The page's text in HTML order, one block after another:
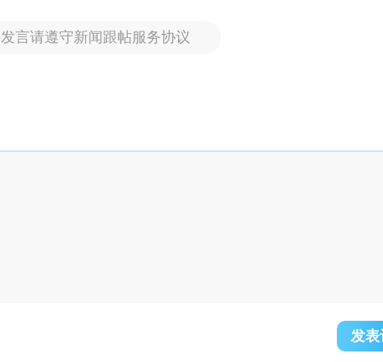
发言请遵守新闻跟帖服务协议
发表